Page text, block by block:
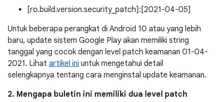
[ro.build.version.security_patch]:[2021-04-05]
Untuk beberapa perangkat di Android 10 atau yang lebih
baru, update sistem Google Play akan memiliki string
tanggal yang cocok dengan level patch keamanan 01-04-
2021. Lihat artikel ini untuk mengetahui detail
selengkapnya tentang cara menginstal update keamanan.
2. Mengapa buletin ini memiliki dua level patch